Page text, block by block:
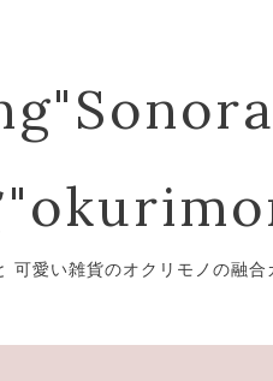
可愛い雑貨のオクリモノの融合